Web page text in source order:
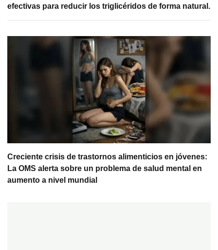
efectivas para reducir los triglicéridos de forma natural.
Creciente crisis de trastornos alimenticios en jóvenes:
La OMS alerta sobre un problema de salud mental en
aumento a nivel mundial